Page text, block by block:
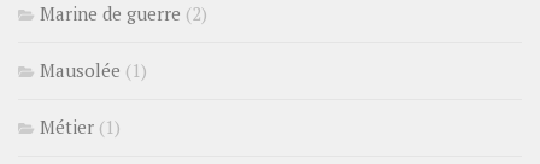
Marine de guerre (2)
Mausolée (1)
Métier (1)